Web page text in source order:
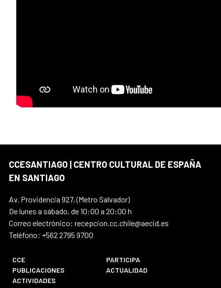
CCESANTIAGO | CENTRO CULTURAL DE ESPAÑA
EN SANTIAGO
Av. Providencia 927, (Metro Salvador)
De lunes a sábado, de 10:00 a 20:00 h
Correo electrónico: recepcion.cc.chile@aecid.es
Teléfono: +562 2795 9700
CCE
PARTICIPA
PUBLICACIONES
ACTUALIDAD
ACTIVIDADES